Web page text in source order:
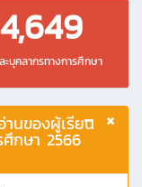
4,649
ะบุคลากรทางการศึกษา
านของผู้เรียน
กษา 2566